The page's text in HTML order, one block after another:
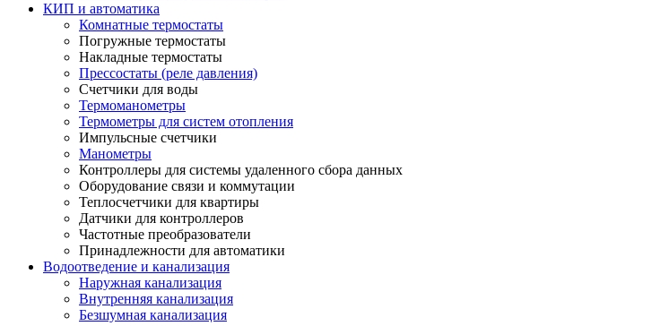
КИП и автоматика
Комнатные термостаты
Погружные термостаты
Накладные термостаты
Прессостаты (реле давления)
Счетчики для воды
Термоманометры
Термометры для систем отопления
Импульсные счетчики
Манометры
Контроллеры для системы удаленного сбора данных
Оборудование связи и коммутации
Теплосчетчики для квартиры
Датчики для контроллеров
Частотные преобразователи
Принадлежности для автоматики
Водоотведение и канализация
Наружная канализация
Внутренняя канализация
Безшумная канализация